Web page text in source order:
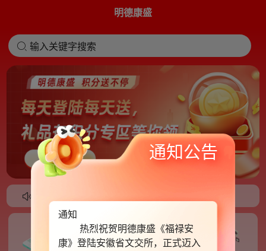
明德康盛
输入关键字搜索

app隆重上线！
通知公告
通知
热烈祝贺明德康盛《福禄安
康》登陆安徽省文交所，正式迈入